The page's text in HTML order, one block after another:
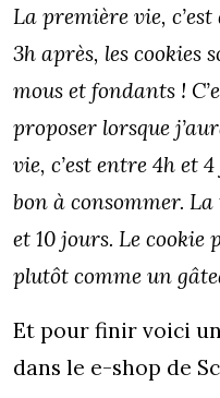
La première vie,
3h après, les cookies
mous et fondants !
proposer lorsque
vie, c’est entre 4h et
bon à consommer.
et 10 jours. Le cookie
plutôt comme un
Et pour finir voici
dans le e-shop de